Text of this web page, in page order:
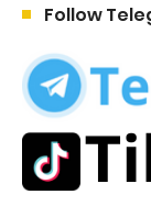
Follow